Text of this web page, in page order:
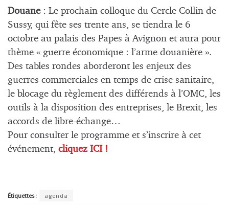
Douane: Le prochain colloque du Cercle Collin de
Sussy, qui fête ses trente ans, se tiendra le 6
octobre au palais des Papes à Avignon et aura pour
thème « guerre économique : l’arme douanière ».
Des tables rondes aborderont les enjeux des
guerres commerciales en temps de crise sanitaire,
le blocage du règlement des différends à l’OMC, les
outils à la disposition des entreprises, le Brexit, les
accords de libre-échange…
Pour consulter le programme et s’inscrire à cet
événement, cliquez ICI !
Étiquettes : agenda